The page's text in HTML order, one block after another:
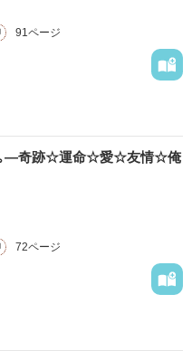
91ページ
｡―奇跡☆運命☆愛☆友情☆俺
72ページ